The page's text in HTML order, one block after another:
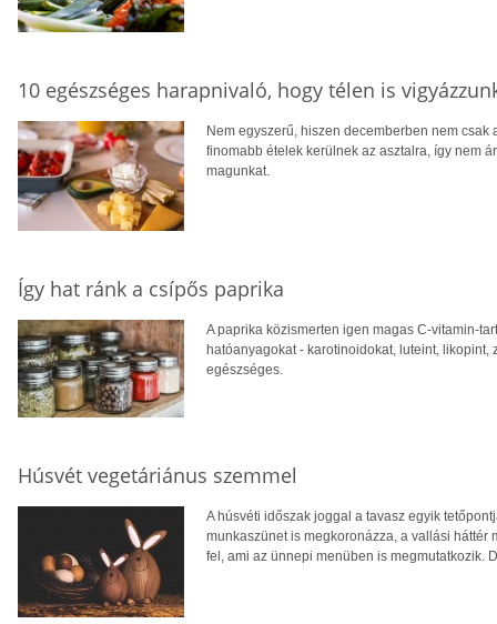
10 egészséges harapnivaló, hogy télen is
Nem egyszerű, hiszen decemberben nem
finomabb ételek kerülnek az asztalra, így nem
magunkat.
Így hat ránk a csípős paprika
A paprika közismerten igen magas C-vitamin-
hatóanyagokat - karotinoidokat, luteint,
egészséges.
Húsvét vegetáriánus szemmel
A húsvéti időszak joggal a tavasz egyik
munkaszünet is megkoronázza, a vallási háttér
fel, ami az ünnepi menüben is megmutatkozik.